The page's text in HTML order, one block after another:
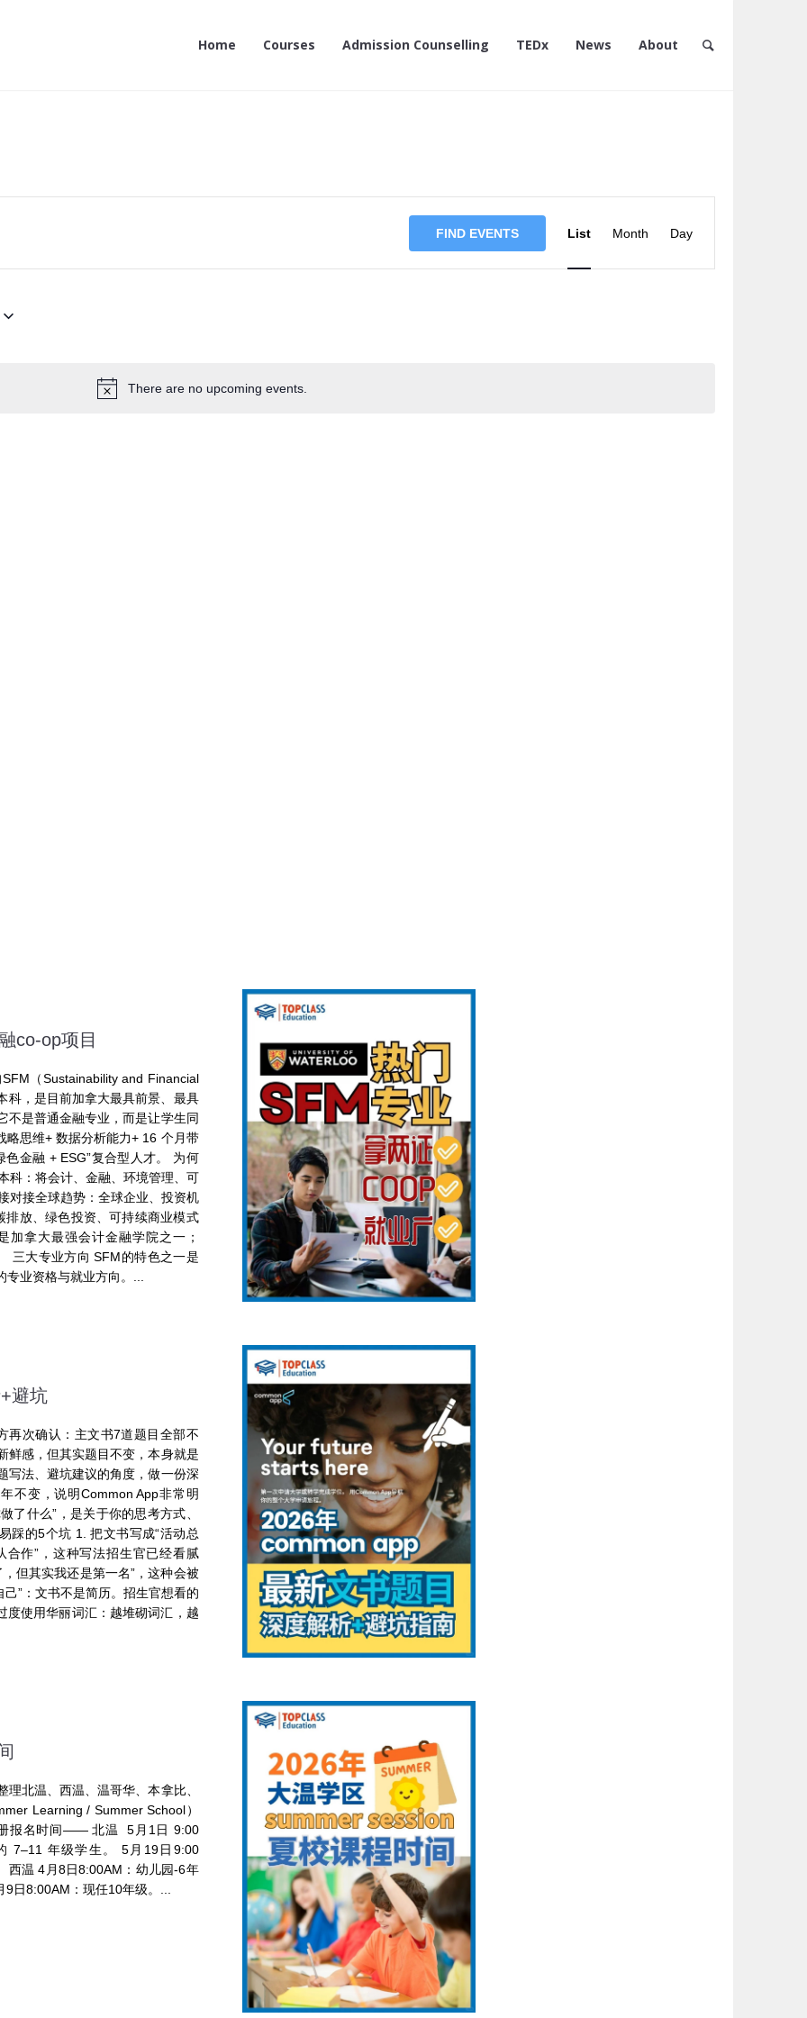
Home Courses Admission Counselling TEDx News About
There are no upcoming events.
FIND EVENTS
Views
List Month Day
co-op项目
（Sustainability and Financial
科，是目前加拿大最具前景、最具
不是普通金融专业，而是让学生同
略思维+ 数据分析能力+ 16 个月带
金融 + ESG”复合型人才。 为何
科：将会计、金融、环境管理、可
对接全球趋势：全球企业、投资机
放、绿色投资、可持续商业模式
加拿大最强会计金融学院之一；
三大专业方向 SFM的特色之一是
业资格与就业方向。...
避坑
再次确认：主文书7道题目全部不
鲜感，但其实题目不变，本身就是
写法、避坑建议的角度，做一份深
不变，说明Common App非常明
了什么”，是关于你的思考方式、
踩的5个坑 1. 把文书写成“活动总
作”，这种写法招生官已经看腻
但其实我还是第一名”，这种会被
”：文书不是简历。招生官想看的
度使用华丽词汇：越堆砌词汇，越
北温、西温、温哥华、本拿比、
Learning / Summer School）
报名时间—— 北温 5月1日 9:00
7–11 年级学生。 5月19日9:00
西温 4月8日8:00AM：幼儿园-6年
日8:00AM：现任10年级。...